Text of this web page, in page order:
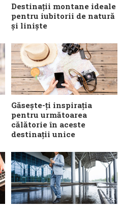
Destinații montane ideale
pentru iubitorii de natură
și liniște
Găsește-ți inspirația
pentru următoarea
călătorie în aceste
destinații unice